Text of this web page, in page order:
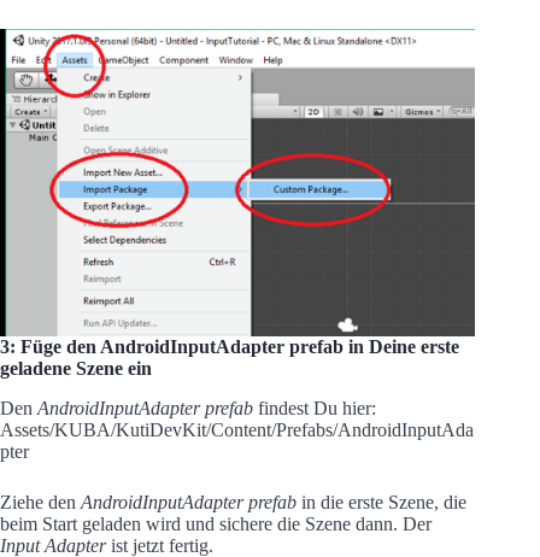
3: Füge den AndroidInputAdapter prefab in Deine erste
geladene Szene ein
Den AndroidInputAdapter prefab findest Du hier:
Assets/KUBA/KutiDevKit/Content/Prefabs/AndroidInputAda
pter
Ziehe den AndroidInputAdapter prefab in die erste Szene, die
beim Start geladen wird und sichere die Szene dann. Der
Input Adapterist jetzt fertig.